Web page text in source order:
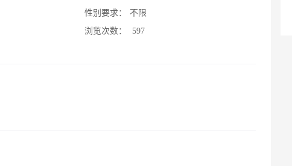
性别要求：
不限
浏览次数：
597